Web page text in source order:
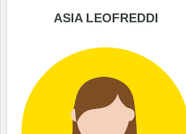
ASIA LEOFREDDI